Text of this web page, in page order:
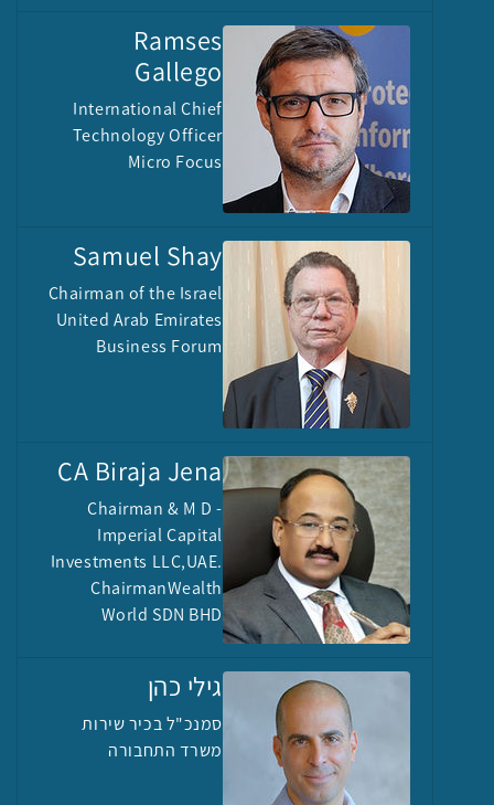
Ramses
Gallego
International Chief
Technology Officer
Micro Focus
Samuel Shay
Chairman of the Israel
United Arab Emirates
Business Forum
CA Biraja Jena
Chairman & M D -
Imperial Capital
Investments LLC,UAE.
ChairmanWealth
World SDN BHD
גילי כהן
סמנכ"ל בכיר שירות
משרד התחבורה